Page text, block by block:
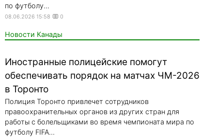
по футболу...
08.06.2026 15:58 0
Новости Канады
Иностранные полицейские помогут
обеспечивать порядок на матчах ЧМ-2026
в Торонто
Полиция Торонто привлечет сотрудников
правоохранительных органов из других стран для
работы с болельщиками во время чемпионата мира по
футболу FIFA...